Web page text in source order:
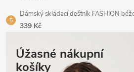
Dámský skládací deštník FASHION
339 Kč
Úžasné nákupní
košíky